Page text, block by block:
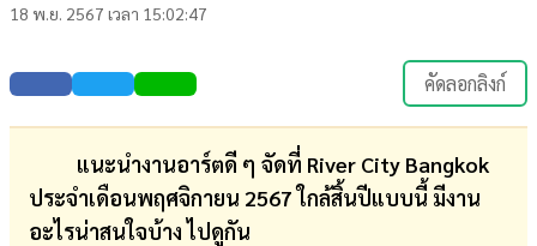
18 พ.ย. 2567 เวลา 15:02:47
คัดลอกลิงก์
แนะนำงานอาร์ตดี ๆ จัดที่ River City Bangkok
ประจำเดือนพฤศจิกายน 2567 ใกล้สิ้นปีแบบนี้ มีงาน
อะไรน่าสนใจบ้าง ไปดูกัน
บันเทิง
ตรวจ
หวย
บอล
สด